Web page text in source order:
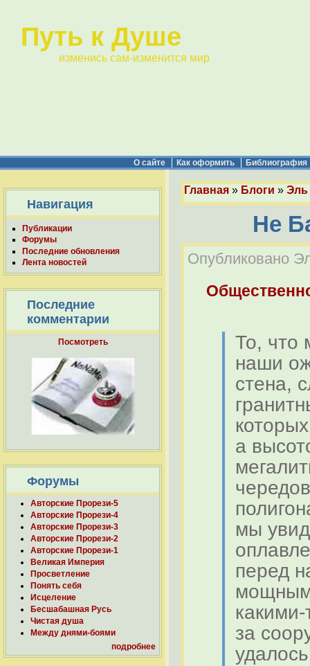
Путь к Душе
изменись сам-изменится мир
О сайте Как оформить Библиография
Навигация
Публикации
Форумы
Последние обновления
Лента новостей
Последние
комментарии
Посмотреть
Форумы
Авторские Прорези-5
Авторские Прорези-4
Авторские Прорези-3
Авторские Прорези-2
Авторские Прорези-1
Великая Империя
Просветление
Понять себя
Исцеление
Бесшабашная Русь
Чистая душа
Между днями-боями
подробнее
Главная » Блоги » Эль
Не
Опубликовано
То, что
наши
стена,
а
мы
перед
за